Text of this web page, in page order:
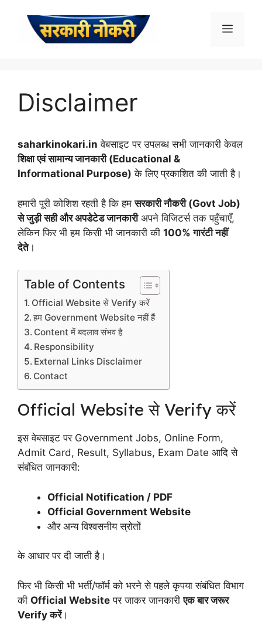
Menu
Disclaimer
saharkinokari.in वेबसाइट पर उपलब्ध सभी जानकारी केवल
शिक्षा एवं सामान्य जानकारी (Educational &
Informational Purpose) के लिए प्रकाशित की जाती है।
हमारी पूरी कोशिश रहती है कि हमसरकारी नौकरी (Govt Job)
से जुड़ी सही और अपडेटेड जानकारीअपने विजिटर्स तक पहुँचाएँ,
लेकिन फिर भी हम किसी भी जानकारी की 100% गारंटी नहीं
देते।
Table of Contents
Official Website से Verify करें
हम Government Website नहीं हैं
Content में बदलाव संभव है
Responsibility
External Links Disclaimer
Contact
Official Website से Verify करें
इस वेबसाइट पर Government Jobs, Online Form,
Admit Card, Result, Syllabus, Exam Date आदि से
संबंधित जानकारी:
Official Notification / PDF
Official Government Website
और अन्य विश्वसनीय स्रोतों
के आधार पर दी जाती है।
फिर भी किसी भी भर्ती/फॉर्म को भरने से पहले कृपया संबंधित विभाग
की Official Website पर जाकर जानकारीएक बार जरूर
Verify करें।